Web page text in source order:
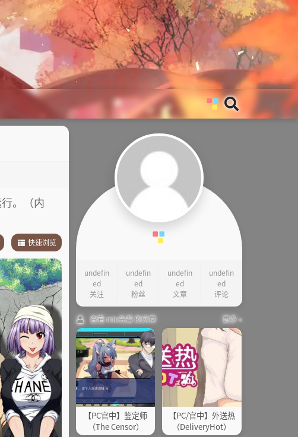
。（内
快速浏览
1.剧情简介
2.其他
undefin
ed
关注
undefin
ed
粉丝
undefin
ed
文章
undefin
ed
评论
查看 mio先辈 的文章 更多 »
【PC官中】鉴定师
（The Censor）
【PC/官中】外送热
（DeliveryHot）